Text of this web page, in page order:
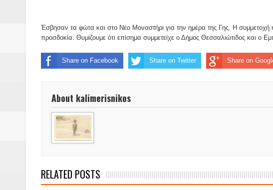
τη διαμόρφωση - επεξεργασία πρωτότυπων
ανθεκτικότητας έναντι των επιπτώσεων της
ΠΡΟΚΗΡΥΞΗ ΑΝΟΙΚΤΟΥ ΗΛΕΚΤΡΟΝΙΚΟΥ
ΕΙΔΩΛΙΑ Από ΠΡΟΕΡΝΑ Ναός Δήμητρας
Έσβησαν τα φώτα και στο Νέο Μοναστήρι για την ημέρα της Γης. Η
προσδοκία. Θυμίζουμε ότι επίσημα συμμετείχε ο Δήμος Θεσσαλιώτιδος και ο
Share on Facebook Share on Twitter Share on
About kalimerisnikos
RELATED POSTS